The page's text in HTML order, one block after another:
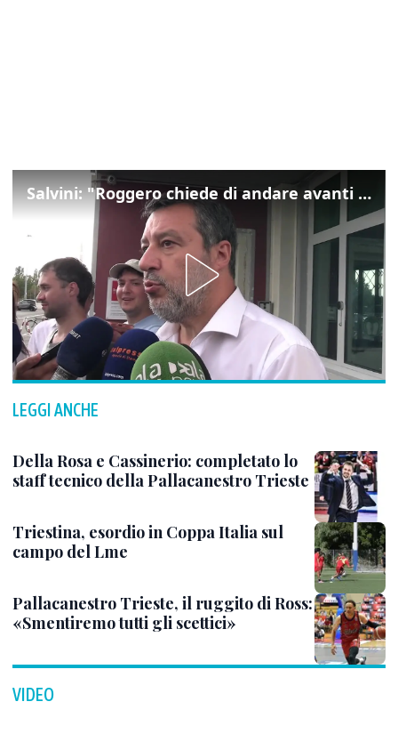
Salvini: "Roggero chiede di andare avanti su norma anti-risarcimenti"
LEGGI ANCHE
Della Rosa e Cassinerio: completato lo
staff tecnico della Pallacanestro Trieste
Triestina, esordio in Coppa Italia sul
campo del Lme
Pallacanestro Trieste, il ruggito di Ross:
«Smentiremo tutti gli scettici»
VIDEO